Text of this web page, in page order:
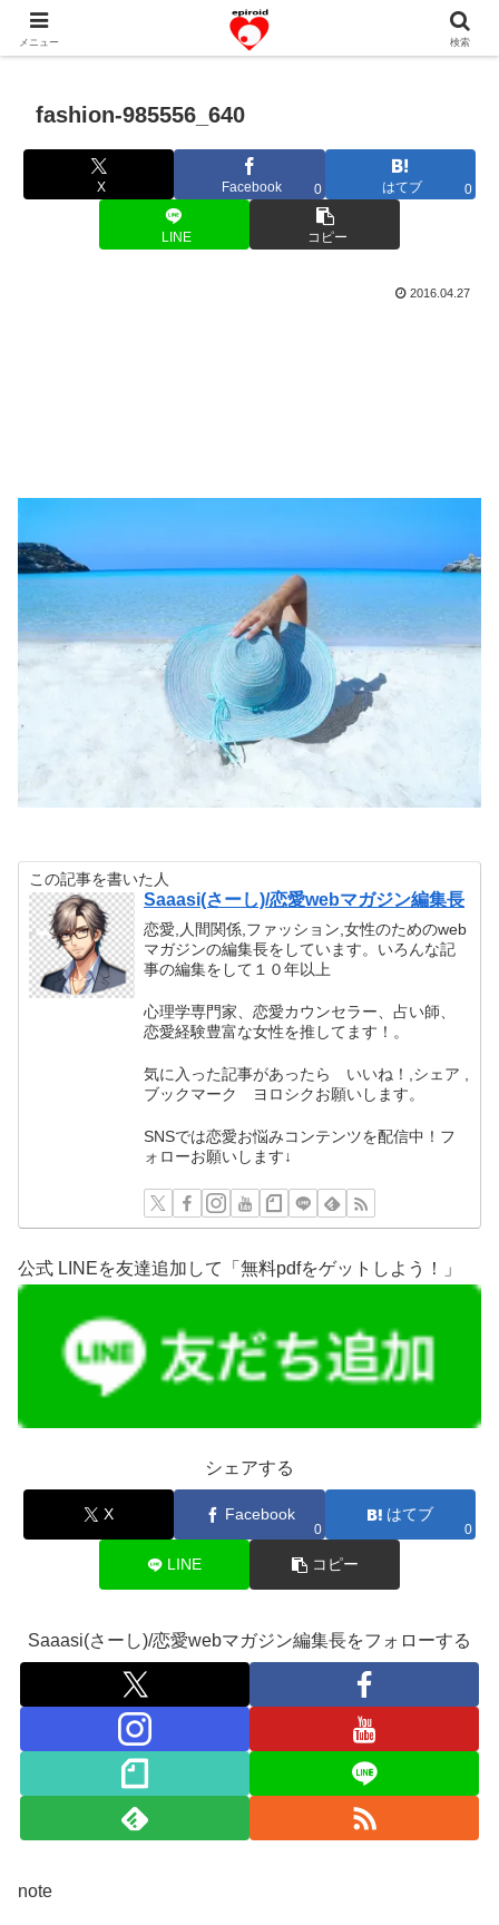
恋愛共感エピソード。あなたのストーリーを変えていく！。
fashion-985556_640
X Facebook 0 はてブ 0
LINE コピー
2016.04.27
この記事を書いた人
Saaasi(さーし)/恋愛webマガジン編集長
恋愛,人間関係,ファッション,女性のためのweb
マガジンの編集長をしています。いろんな記
事の編集をして１０年以上
心理学専門家、恋愛カウンセラー、占い師、
恋愛経験豊富な女性を推してます！。
気に入った記事があったら いいね！,シェア ,
ブックマーク ヨロシクお願いします。
SNSでは恋愛お悩みコンテンツを配信中！フ
ォローお願いします↓
公式 LINEを友達追加して「無料pdfをゲットしよう！」
シェアする
X Facebook
0
はてブ
0
LINE コピー
Saaasi(さーし)/恋愛webマガジン編集長をフォローする
note
メニュー 検索